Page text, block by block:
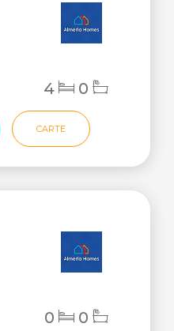
4 0
CARTE
0 0